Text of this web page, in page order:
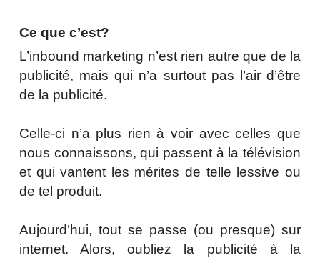
Ce que c’est?
L’inbound marketing n’est rien autre que de la
publicité, mais qui n’a surtout pas l’air d’être
de la publicité.
Celle-ci n’a plus rien à voir avec celles que
nous connaissons, qui passent à la télévision
et qui vantent les mérites de telle lessive ou
de tel produit.
Aujourd’hui, tout se passe (ou presque) sur
internet. Alors, oubliez la publicité à la